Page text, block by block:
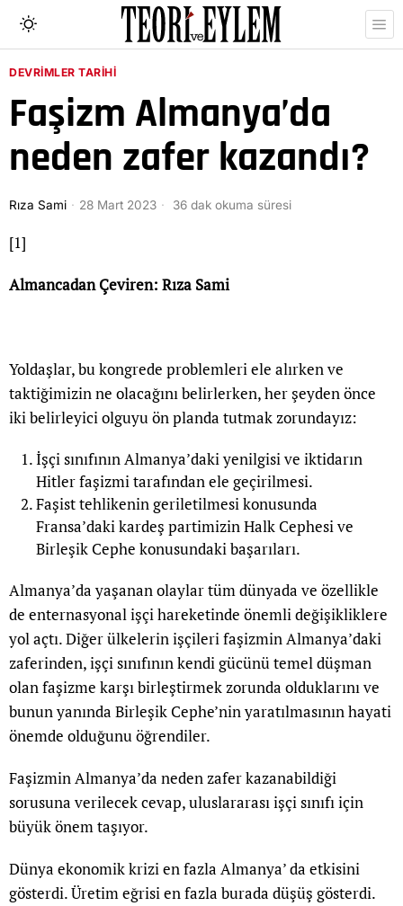
DEVRIMLER TARIHI
Faşizm Almanya’da
neden zafer kazandı?
Rıza Sami 28 Mart 2023 36 dak okuma süresi
[1]
Almancadan Çeviren: Rıza Sami
Yoldaşlar, bu kongrede problemleri ele alırken ve
taktiğimizin ne olacağını belirlerken, her şeyden önce
iki belirleyici olguyu ön planda tutmak zorundayız:
İşçi sınıfının Almanya’daki yenilgisi ve iktidarın
Hitler faşizmi tarafından ele geçirilmesi.
Faşist tehlikenin geriletilmesi konusunda
Fransa’daki kardeş partimizin Halk Cephesi ve
Birleşik Cephe konusundaki başarıları.
Almanya’da yaşanan olaylar tüm dünyada ve özellikle
de enternasyonal işçi hareketinde önemli değişikliklere
yol açtı. Diğer ülkelerin işçileri faşizmin Almanya’daki
zaferinden, işçi sınıfının kendi gücünü temel düşman
olan faşizme karşı birleştirmek zorunda olduklarını ve
bunun yanında Birleşik Cephe’nin yaratılmasının hayati
önemde olduğunu öğrendiler.
Faşizmin Almanya’da neden zafer kazanabildiği
sorusuna verilecek cevap, uluslararası işçi sınıfı için
büyük önem taşıyor.
Dünya ekonomik krizi en fazla Almanya’ da etkisini
gösterdi. Üretim eğrisi en fazla burada düşüş gösterdi.